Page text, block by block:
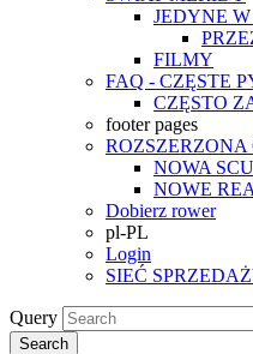
JEDYNE
FILMY
FAQ - CZĘSTE
CZĘSTO
footer pages
ROZSZERZONA
NOWA
NOWE
Dobierz rower
pl-PL
Login
SIEĆ
Query
Search